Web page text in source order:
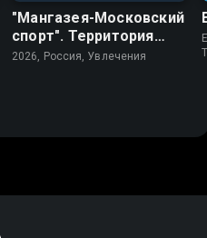
"Мангазея-Московский
спорт". Территория
будущих чемпионов
2026, Россия, Увлечения